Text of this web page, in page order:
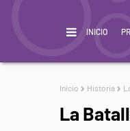
INICIO
Inicio Historia
La